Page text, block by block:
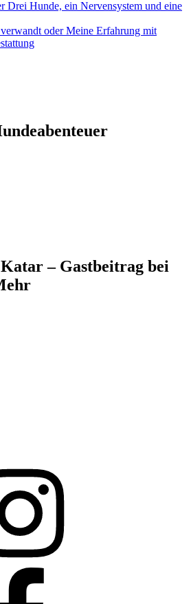
Drei Hunde, ein Nervensystem und eine
oder Meine Erfahrung mit
– Gastbeitrag bei